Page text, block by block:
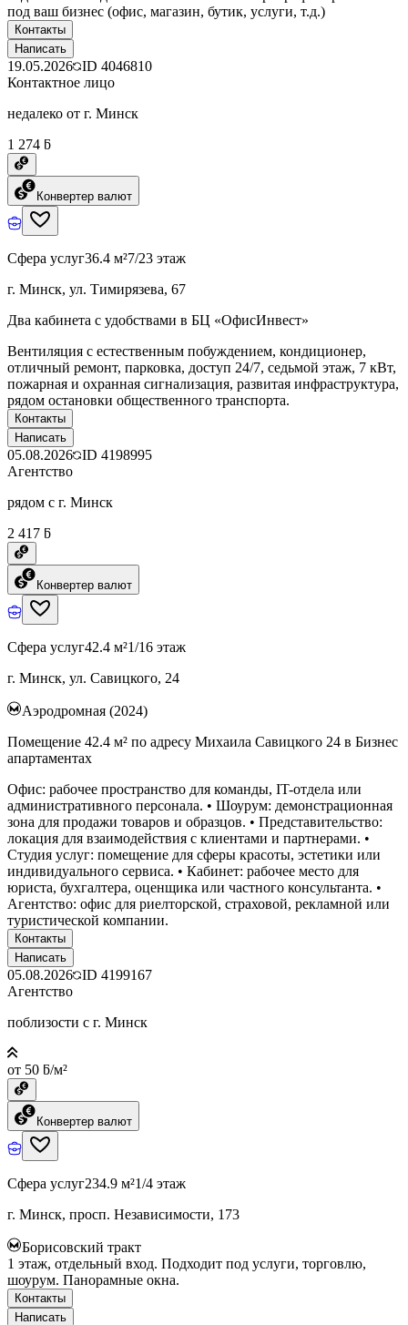
под ваш бизнес (офис, магазин, бутик, услуги, т.д.)
Контакты
Написать
19.05.2026 ID 4046810
Контактное лицо
недалеко от г. Минск
1 274 ƃ
Конвертер валют
Сфера услуг36.4 м²7/23 этаж
г. Минск, ул. Тимирязева, 67
Два кабинета с удобствами в БЦ «ОфисИнвест»
Вентиляция с естественным побуждением, кондиционер,
отличный ремонт, парковка, доступ 24/7, седьмой этаж, 7 кВт,
пожарная и охранная сигнализация, развитая инфраструктура,
рядом остановки общественного транспорта.
Контакты
Написать
05.08.2026 ID 4198995
Агентство
рядом с г. Минск
2 417 ƃ
Конвертер валют
Сфера услуг42.4 м²1/16 этаж
г. Минск, ул. Савицкого, 24
Аэродромная (2024)
Помещение 42.4 м² по адресу Михаила Савицкого 24 в Бизнес
апартаментах
Офис: рабочее пространство для команды, IT-отдела или
административного персонала. • Шоурум: демонстрационная
зона для продажи товаров и образцов. • Представительство:
локация для взаимодействия с клиентами и партнерами. •
Студия услуг: помещение для сферы красоты, эстетики или
индивидуального сервиса. • Кабинет: рабочее место для
юриста, бухгалтера, оценщика или частного консультанта. •
Агентство: офис для риелторской, страховой, рекламной или
туристической компании.
Контакты
Написать
05.08.2026 ID 4199167
Агентство
поблизости с г. Минск
от 50 ƃ/м²
Конвертер валют
Сфера услуг234.9 м²1/4 этаж
г. Минск, просп. Независимости, 173
Борисовский тракт
1 этаж, отдельный вход. Подходит под услуги, торговлю,
шоурум. Панорамные окна.
Контакты
Написать